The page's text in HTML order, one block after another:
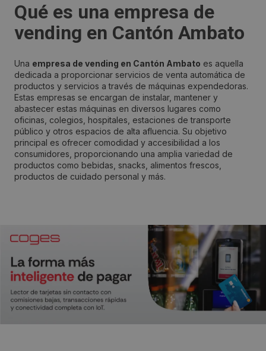
Qué es una empresa de
vending en Cantón Ambato
Una empresa de vending en Cantón Ambato es aquella
dedicada a proporcionar servicios de venta automática de
productos y servicios a través de máquinas expendedoras.
Estas empresas se encargan de instalar, mantener y
abastecer estas máquinas en diversos lugares como
oficinas, colegios, hospitales, estaciones de transporte
público y otros espacios de alta afluencia. Su objetivo
principal es ofrecer comodidad y accesibilidad a los
consumidores, proporcionando una amplia variedad de
productos como bebidas, snacks, alimentos frescos,
productos de cuidado personal y más.